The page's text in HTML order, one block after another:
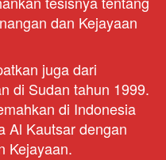
dan Kejayaan
juga dari
di Sudan tahun 1999.
di Indonesia
Al Kautsar dengan
Kejayaan.